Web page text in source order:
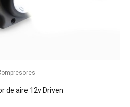
de aire 12v Driven